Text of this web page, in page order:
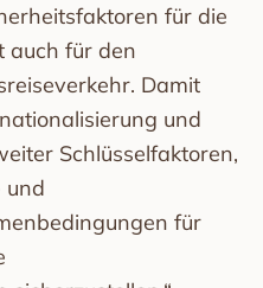
für die
auch für den
Damit
und
Schlüsselfaktoren,
und
für